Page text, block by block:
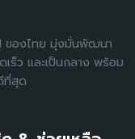
ของไทย มุ่งมั่นพัฒนา
ร็ว และเป็นกลาง พร้อม
ที่สุด